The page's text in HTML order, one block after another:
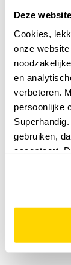
Deze
Cookies,
onze
en
verbeteren.
persoonlijke
gebruiken,
accepteert.
website niet